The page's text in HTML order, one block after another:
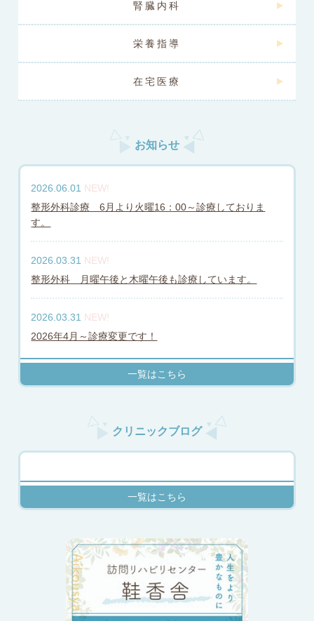
腎臓内科
栄養指導
在宅医療
お知らせ
2026.06.01 NEW!
整形外科診療 6月より火曜16：00～診療しておりま
す。
2026.03.31 NEW!
整形外科 月曜午後と木曜午後も診療しています。
2026.03.31 NEW!
2026年4月～診療変更です！
一覧はこちら
クリニックブログ
一覧はこちら